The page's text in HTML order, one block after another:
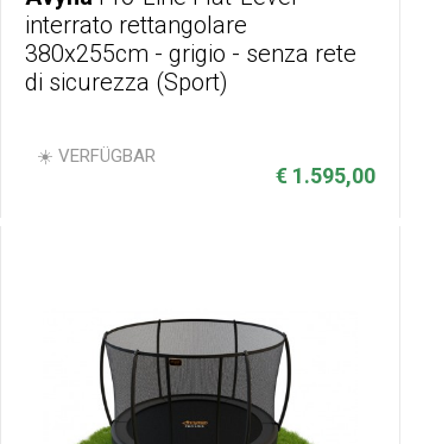
interrato rettangolare
380x255cm - grigio - senza rete
di sicurezza (Sport)
€ 1.595,00
☀️ VERFÜGBAR